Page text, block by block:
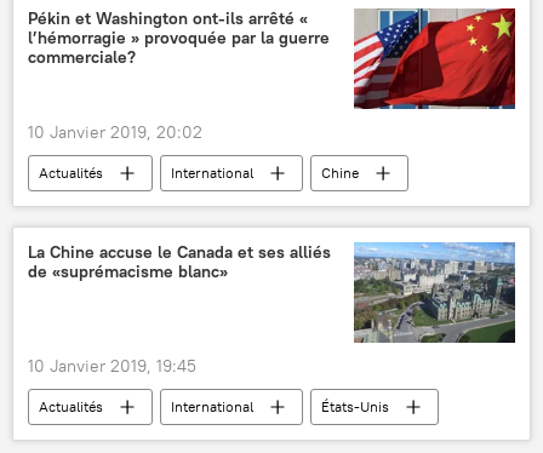
Bachar el-Assad
Sputnik
réfugiés
camps
tentes
conscription militaire
Pékin et Washington ont-ils arrêté «
l’hémorragie » provoquée par la guerre
commerciale?
10 Janvier 2019, 20:02
Actualités International
Chine
Pékin
États-Unis
Bai Ming
Alexandre Lomanov
Sputnik
ministère chinois du Commerce
négociations
guerre commerciale
compromis
résultats
La Chine accuse le Canada et ses alliés
de «suprémacisme blanc»
10 Janvier 2019, 19:45
Actualités International
États-Unis
Chine
Canada
Ottawa